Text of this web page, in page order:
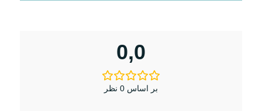
0,0
بر اساس 0 نظر